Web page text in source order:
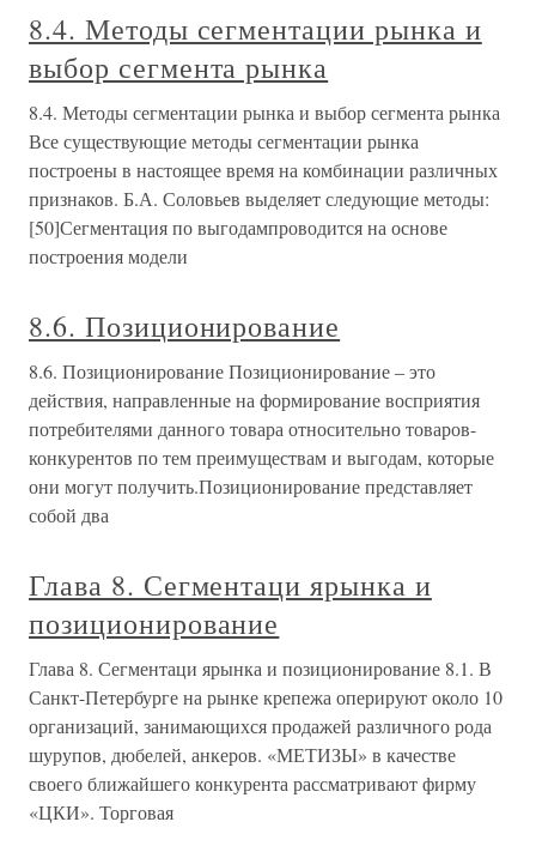
8.4. Методы сегментации рынка и
выбор сегмента рынка
8.4. Методы сегментации рынка и выбор сегмента рынка
Все существующие методы сегментации рынка
построены в настоящее время на комбинации различных
признаков. Б.А. Соловьев выделяет следующие методы:
[50]Сегментация по выгодампроводится на основе
построения модели
8.6. Позиционирование
8.6. Позиционирование Позиционирование – это
действия, направленные на формирование восприятия
потребителями данного товара относительно товаров-
конкурентов по тем преимуществам и выгодам, которые
они могут получить.Позиционирование представляет
собой два
Глава 8. Сегментаци ярынка и
позиционирование
Глава 8. Сегментаци ярынка и позиционирование 8.1. В
Санкт-Петербурге на рынке крепежа оперируют около 10
организаций, занимающихся продажей различного рода
шурупов, дюбелей, анкеров. «МЕТИЗЫ» в качестве
своего ближайшего конкурента рассматривают фирму
«ЦКИ». Торговая